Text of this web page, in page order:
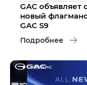
GAC объявляет
новый
GAC S9
Подробнее